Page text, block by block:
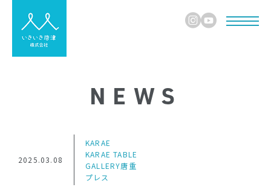
NEWS
2025.03.08
KARAE
KARAE TABLE
GALLERY唐重
プレス